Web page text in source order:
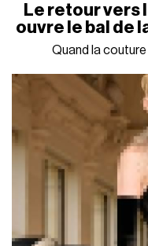
Le retour vers
ouvre le bal de
Quand la